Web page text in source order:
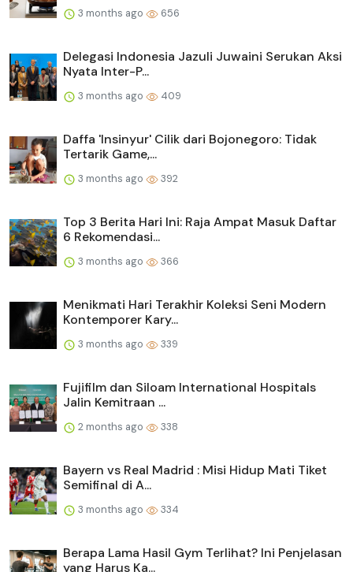
3 months ago 656
Delegasi Indonesia Jazuli Juwaini Serukan Aksi
Nyata Inter-P...
3 months ago 409
Daffa 'Insinyur' Cilik dari Bojonegoro: Tidak
Tertarik Game,...
3 months ago 392
Top 3 Berita Hari Ini: Raja Ampat Masuk Daftar
6 Rekomendasi...
3 months ago 366
Menikmati Hari Terakhir Koleksi Seni Modern
Kontemporer Kary...
3 months ago 339
Fujifilm dan Siloam International Hospitals
Jalin Kemitraan ...
2 months ago 338
Bayern vs Real Madrid : Misi Hidup Mati Tiket
Semifinal di A...
3 months ago 334
Berapa Lama Hasil Gym Terlihat? Ini Penjelasan
yang Harus Ka...